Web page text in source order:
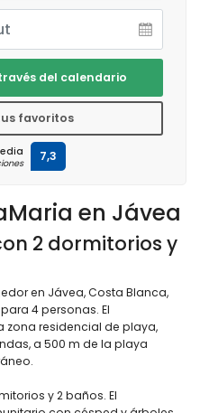
en Jávea
2 dormitorios y
en Jávea, Costa Blanca,
4 personas. El
residencial de playa,
a 500 m de la playa
y 2 baños. El
del calendario
favoritos
7,3